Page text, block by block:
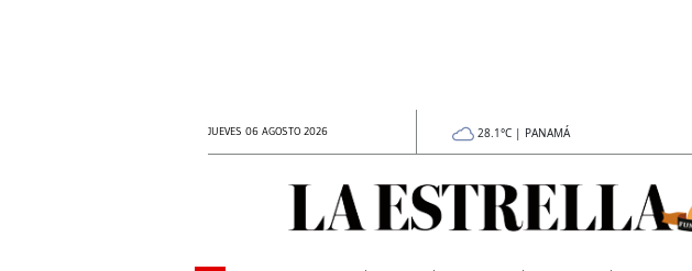
JUEVES 06 AGOSTO 2026 28.1°C | PANAMÁ